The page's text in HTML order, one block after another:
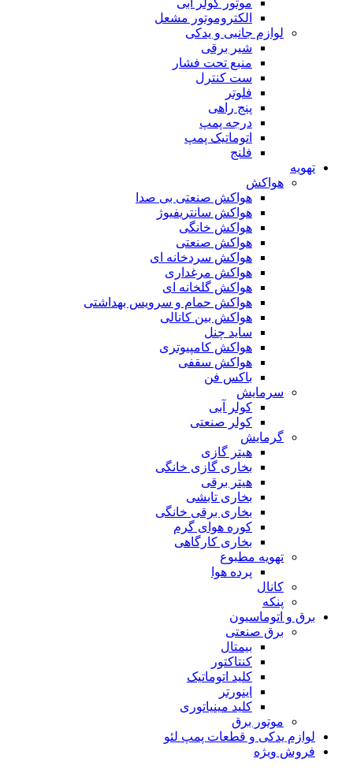
موتور کولر آبی
الکتروموتور مشعل
لوازم جانبی و یدکی
شیر برقی
منبع تحت فشار
ست کنترل
فلوتر
پنج راهی
درجه پمپ
اتوماتیک پمپ
فلنج
تهویه
هواکش
هواکش صنعتی بی صدا
هواکش سانتریفیوژ
هواکش خانگی
هواکش صنعتی
هواکش سردخانه ای
هواکش مرغداری
هواکش گلخانه ای
هواکش حمام و سرویس بهداشتی
هواکش بین کانالی
ساید چنل
هواکش کامپیوتری
هواکش سقفی
باکس فن
سرمایش
کولر آبی
کولر صنعتی
گرمایش
هیتر گازی
بخاری گازی خانگی
هیتر برقی
بخاری تابشی
بخاری برقی خانگی
کوره هوای گرم
بخاری کارگاهی
تهویه مطبوع
پرده هوا
کانال
پنکه
برق و اتوماسیون
برق صنعتی
بیمتال
کنتاکتور
کلید اتوماتیک
اینورتر
کلید مینیاتوری
موتور برق
لوازم یدکی و قطعات پمپ لئو
فروش ویژه